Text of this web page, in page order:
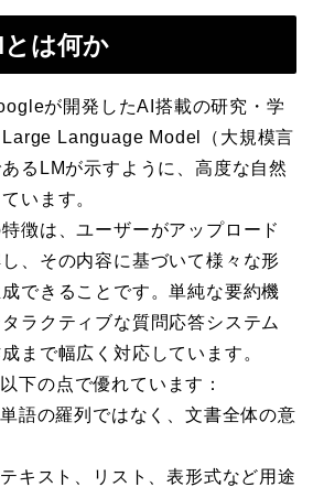
は何か
が開発したAI搭載の研究・学
Language Model（大規模言
るLMが示すように、高度な自然
います。
徴は、ユーザーがアップロード
、その内容に基づいて様々な形
できることです。単純な要約機
ラクティブな質問応答システム
まで幅広く対応しています。
下の点で優れています：
単語の羅列ではなく、文書全体の意
テキスト、リスト、表形式など用途